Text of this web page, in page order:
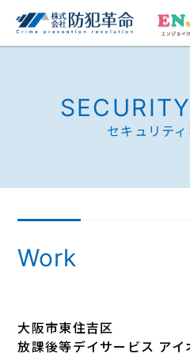
セキュリテ
Work
大阪市東住吉区
放課後等デイサービス アイ